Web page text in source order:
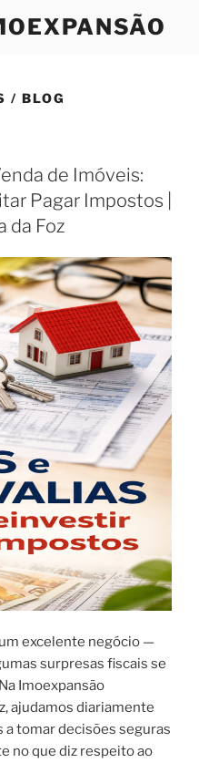
/ BLOG
de Imóveis:
Pagar Impostos |
da Foz
excelente negócio —
surpresas fiscais se
Imoexpansão
ajudamos diariamente
tomar decisões seguras
no que diz respeito ao